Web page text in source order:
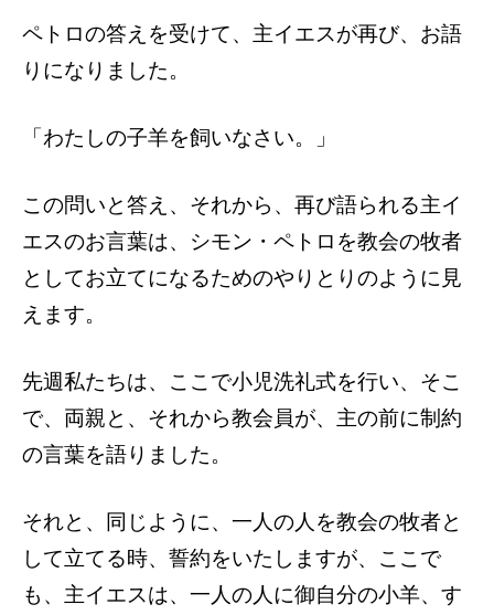
ペトロの答えを受けて、主イエスが再び、お語
りになりました。
「わたしの子羊を飼いなさい。」
この問いと答え、それから、再び語られる主イ
エスのお言葉は、シモン・ペトロを教会の牧者
としてお立てになるためのやりとりのように見
えます。
先週私たちは、ここで小児洗礼式を行い、そこ
で、両親と、それから教会員が、主の前に制約
の言葉を語りました。
それと、同じように、一人の人を教会の牧者と
して立てる時、誓約をいたしますが、ここで
も、主イエスは、一人の人に御自分の小羊、す